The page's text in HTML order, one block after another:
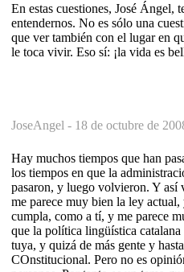
En estas cuestiones, José Ángel,
entendernos. No es sólo una
que ver también con el lugar en
le toca vivir. Eso sí: ¡la vida es
JoseAngel - 18 de octubre de
Hay muchos tiempos que han
los tiempos en que la
pasaron, y luego volvieron. Y
me parece muy bien la ley
cumpla, como a tí, y me parece
que la política lingüística
tuya, y quizá de más gente y
COnstitucional. Pero no es